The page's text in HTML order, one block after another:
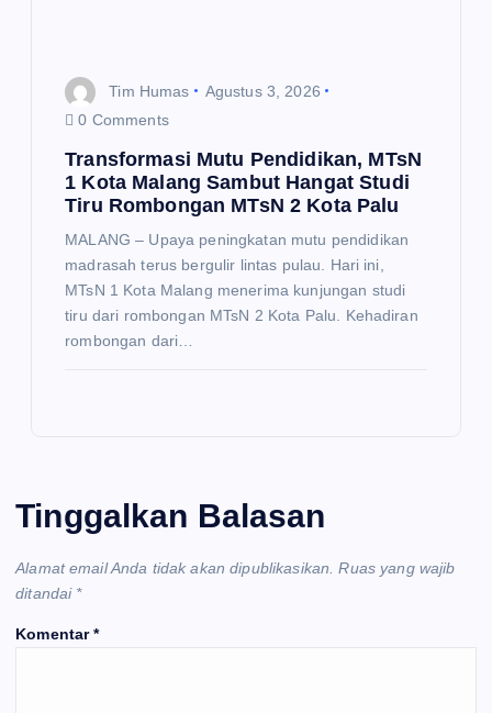
Tim Humas
Agustus 3, 2026
0 Comments
Transformasi Mutu Pendidikan, MTsN
1 Kota Malang Sambut Hangat Studi
Tiru Rombongan MTsN 2 Kota Palu
MALANG – Upaya peningkatan mutu pendidikan
madrasah terus bergulir lintas pulau. Hari ini,
MTsN 1 Kota Malang menerima kunjungan studi
tiru dari rombongan MTsN 2 Kota Palu. Kehadiran
rombongan dari…
Tinggalkan Balasan
Alamat email Anda tidak akan dipublikasikan. Ruas yang wajib
ditandai *
Komentar*